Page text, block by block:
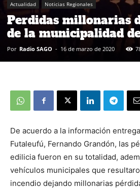
Actualidad Noticias Regionales
Perdidas millonarias
de la municipalidad
Por Radio SAGO - 16 de marzo de 2020
De acuerdo a la información
Futaleufú, Fernando Grandón, las
edilicia fueron en su totalidad,
vehículos municipales que
incendio dejando millonarias